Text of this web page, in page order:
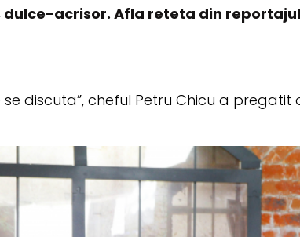
acrisor. Afla reteta din
discuta”, cheful Petru Chicu a